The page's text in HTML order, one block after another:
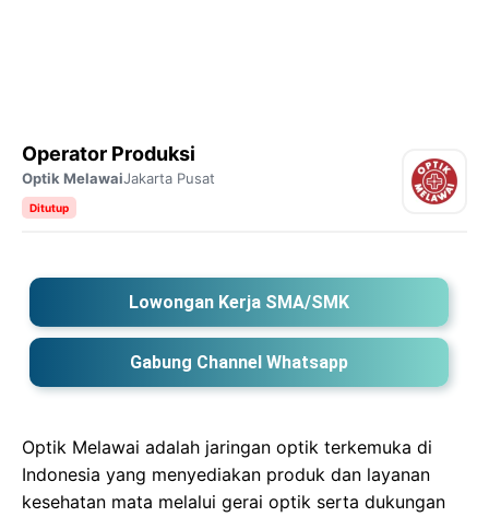
Operator Produksi
Optik MelawaiJakarta Pusat
Ditutup
Lowongan Kerja SMA/SMK
Gabung Channel Whatsapp
Optik Melawai adalah jaringan optik terkemuka di
Indonesia yang menyediakan produk dan layanan
kesehatan mata melalui gerai optik serta dukungan